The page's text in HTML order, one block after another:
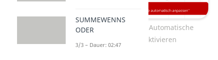
Excel Umbruch — Automatische
Zeilenhöhe aktivieren
SUMMEWENNS
ODER
3/3 – Dauer: 02:47